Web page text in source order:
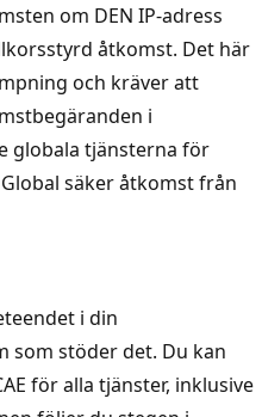
om DEN IP-adress
åtkomst. Det här
och kräver att
i
globala tjänsterna för
säker åtkomst från
i din
som stöder det. Du kan
för alla tjänster, inklusive